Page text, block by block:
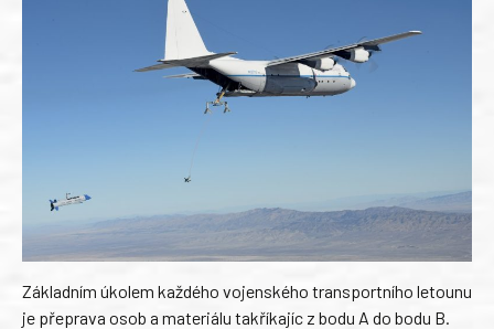
Základním úkolem každého vojenského transportního letounu
je přeprava osob a materiálu takříkajíc z bodu A do bodu B.